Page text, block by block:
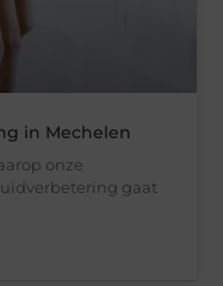
in Mechelen
onze
gaat